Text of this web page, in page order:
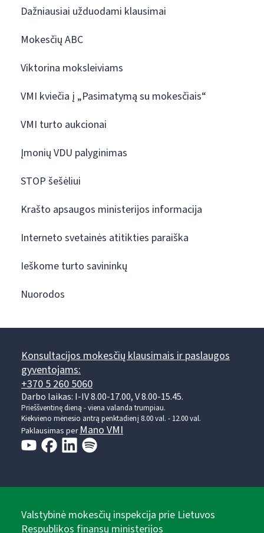
Dažniausiai užduodami klausimai
Mokesčių ABC
Viktorina moksleiviams
VMI kviečia į „Pasimatymą su mokesčiais“
VMI turto aukcionai
Įmonių VDU palyginimas
STOP šešėliui
Krašto apsaugos ministerijos informacija
Interneto svetainės atitikties paraiška
Ieškome turto savininkų
Nuorodos
Konsultacijos mokesčių klausimais ir paslaugos
gyventojams:
+370 5 260 5060
Darbo laikas: I-IV 8.00-17.00, V 8.00-15.45.
Prieššventinę dieną - viena valanda trumpiau.
Kiekvieno mėnesio antrą penktadienį 8.00 val. - 12.00 val.
Paklausimas perMano VMI
Valstybinė mokesčių inspekcija prie Lietuvos
Respublikos finansų ministerijos